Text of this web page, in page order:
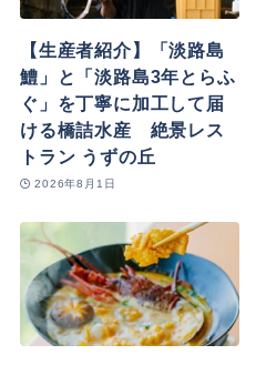
【生産者紹介】「淡路島
鱧」と「淡路島3年とらふ
ぐ」を丁寧に加工して届
ける橋詰水産 絶景レス
トラン うずの丘
2026年8月1日